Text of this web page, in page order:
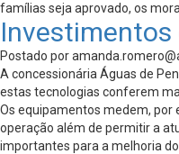
famílias seja aprovado, os
Postado por
A concessionária Águas de
estas tecnologias conferem
Os equipamentos medem, por
operação além de permitir a
importantes para a melhoria